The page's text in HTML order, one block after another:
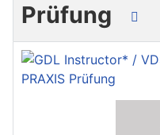
Prüfung